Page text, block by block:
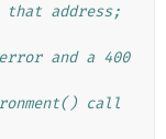
that address;
and a 400
call